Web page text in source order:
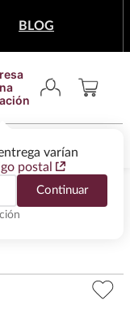
BLOG
varían
postal
Continuar
Años
$945